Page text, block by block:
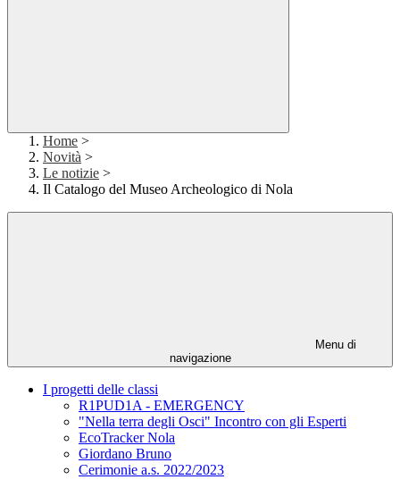
Home >
Novità >
Le notizie >
Il Catalogo del Museo Archeologico di Nola
Menu di
navigazione
I progetti delle classi
R1PUD1A - EMERGENCY
"Nella terra degli Osci" Incontro con gli Esperti
EcoTracker Nola
Giordano Bruno
Cerimonie a.s. 2022/2023